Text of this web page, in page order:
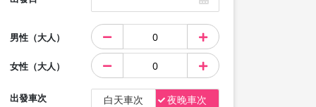
男性（大人）
女性（大人）
出發車次 白天車次 夜晚車次